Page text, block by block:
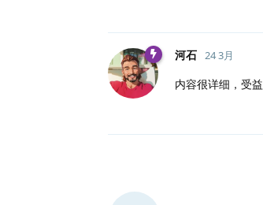
河石 24 3月
内容很详细，受益